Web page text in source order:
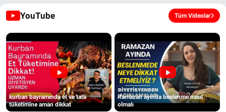
YouTube Tüm Videolar
kurban bayramında et ve tatlı
tüketimine aman dikkat
Ramazan ayında beslenme nasıl
olmalı